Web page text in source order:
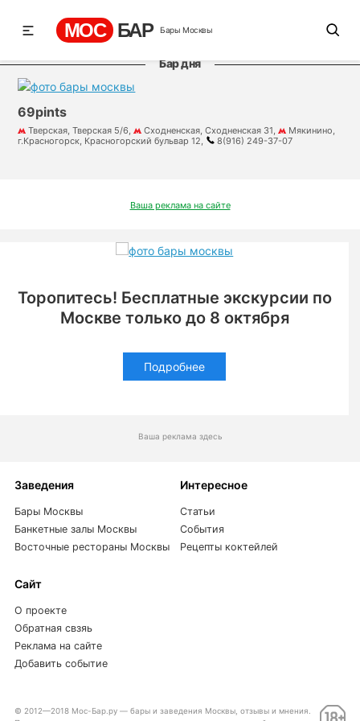
МОС БАР Бары Москвы
Бар дня
69pints
Тверская, Тверская 5/6, Сходненская, Сходненская 31,
Мякинино,
г.Красногорск, Красногорский бульвар 12,
8(916) 249-37-07
Ваша реклама на сайте
Торопитесь! Бесплатные экскурсии по
Москве только до 8 октября
Подробнее
Ваша реклама здесь
Заведения
Бары Москвы
Банкетные залы Москвы
Восточные рестораны Москвы
Интересное
Статьи
События
Рецепты коктейлей
Сайт
О проекте
Обратная свзяь
Реклама на сайте
Добавить событие
© 2012—2018 Мос-Бар.ру — бары и заведения Москвы, отзывы и мнения.